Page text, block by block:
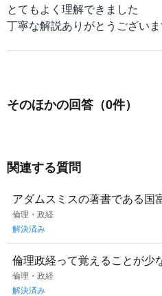
とてもよく理解できました
丁寧な解説ありがとうございま
そのほかの回答（0件）
関連する質問
アダムスミスの著書である国
言は全て暗記する必要がある
ておけばいいのでしょ
倫理・政経
解決済み
倫理政経って覚えることが少
ど，本当ですか？
倫理・政経
解決済み